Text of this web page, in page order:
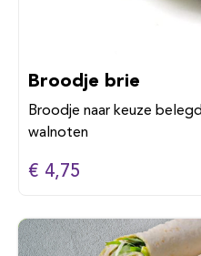
Broodje brie
Broodje naar keuze
walnoten
€ 4,75